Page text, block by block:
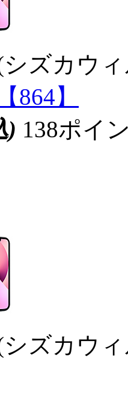
シズカウ
864】
) 138ポイ
シズカウ